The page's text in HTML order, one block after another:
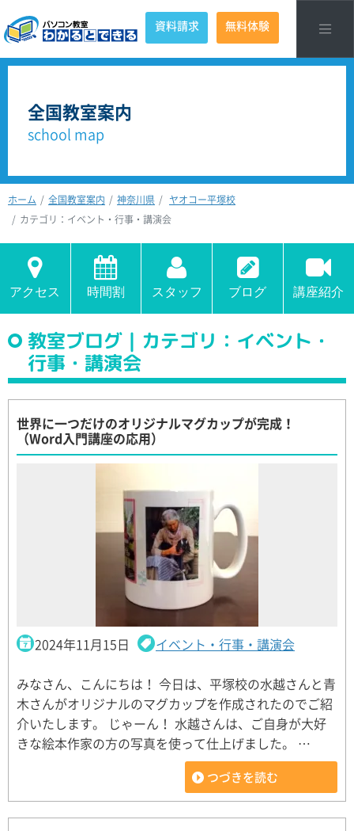
資料請求 無料体験
全国教室案内
school map
ホーム 全国教室案内 神奈川県
ヤオコー平塚校
カテゴリ：イベント・行事・講演会
アクセス 時間割 スタッフ ブログ 講座紹介
教室ブログ｜カテゴリ：イベント・
行事・講演会
世界に一つだけのオリジナルマグカップが完成！
（Word入門講座の応用）
2024年11月15日 イベント・行事・講演会
みなさん、こんにちは！ 今日は、平塚校の水越さんと青
木さんがオリジナルのマグカップを作成されたのでご紹
介いたします。 じゃーん！ 水越さんは、ご自身が大好
きな絵本作家の方の写真を使って仕上げました。 …
つづきを読む